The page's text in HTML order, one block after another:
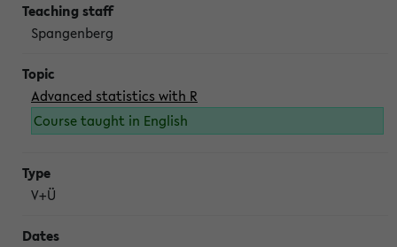
Spangenberg
Advanced statistics with R
Course taught in English
V+Ü